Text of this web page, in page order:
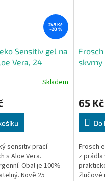
249 Kč
–20 %
Sensitiv gel na
Vera, 24
Skladem
sensitiv prací
s Aloe Vera.
Obal je 100%
Nově 25
skvrny
65 Kč
Do
Frosch
z prádla
žlučové